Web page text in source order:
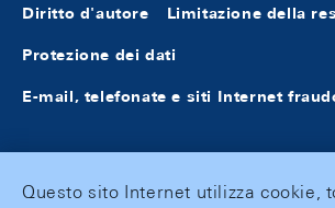
Diritto d'autore Limitazione della
Protezione dei dati
E-mail, telefonate e siti Internet
Questo sito Internet utilizza cookie,